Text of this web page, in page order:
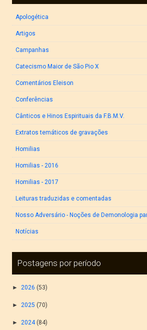
Apologética
Artigos
Campanhas
Catecismo Maior de São Pio X
Comentários Eleison
Conferências
Cânticos e Hinos Espirituais da F.B.M.V.
Extratos temáticos de gravações
Homilias
Homilias - 2016
Homilias - 2017
Leituras traduzidas e comentadas
Nosso Adversário - Noções de Demonologia
Notícias
Postagens por período
► 2026 (53)
► 2025 (70)
► 2024 (84)